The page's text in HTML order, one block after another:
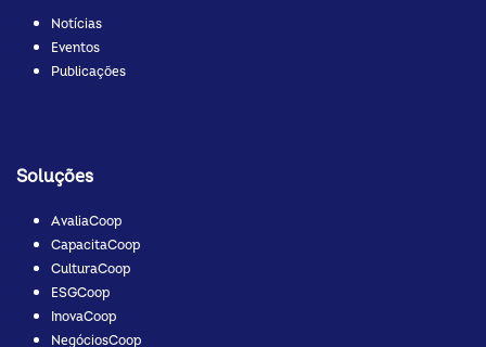
Notícias
Eventos
Publicações
Soluções
AvaliaCoop
CapacitaCoop
CulturaCoop
ESGCoop
InovaCoop
NegóciosCoop